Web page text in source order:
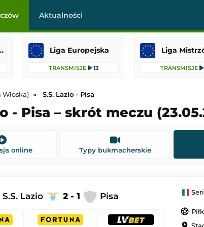
Aktualności
Liga Europejska
TRANSMISJE 13
Liga
TRANSMISJE
S.S. Lazio - Pisa
Lincoln Red Imps
Liga Europejska
Liga Konferencji Europy
- Pisa – skrót meczu
online Typy bukmacherskie
S.S. Lazio 2 - 1 Pisa
sports_soccer